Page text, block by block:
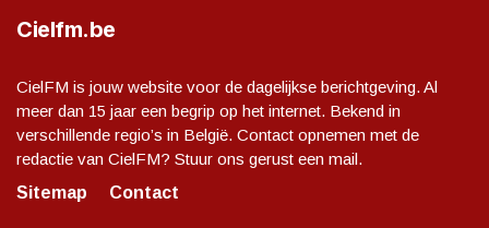
Cielfm.be
CielFM is jouw website voor de dagelijkse berichtgeving. Al
meer dan 15 jaar een begrip op het internet. Bekend in
verschillende regio’s in België. Contact opnemen met de
redactie van CielFM? Stuur ons gerust een mail.
Sitemap
Contact